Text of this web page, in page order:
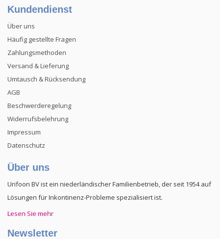
Kundendienst
Über uns
Häufig gestellte Fragen
Zahlungsmethoden
Versand & Lieferung
Umtausch & Rücksendung
AGB
Beschwerderegelung
Widerrufsbelehrung
Impressum
Datenschutz
Über uns
Urifoon BV ist ein niederländischer Familienbetrieb, der seit 1954 auf
Lösungen für Inkontinenz-Probleme spezialisiert ist.
Lesen Sie mehr
Newsletter